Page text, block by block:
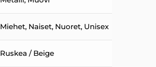
Miehet, Naiset, Nuoret, Unisex
Ruskea / Beige